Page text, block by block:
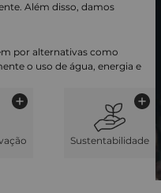
Além disso, damos
por alternativas como
o uso de água, energia e
Sustentabilidade